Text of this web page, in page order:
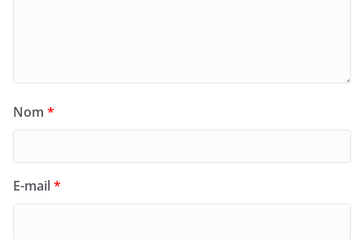
Nom *
E-mail*